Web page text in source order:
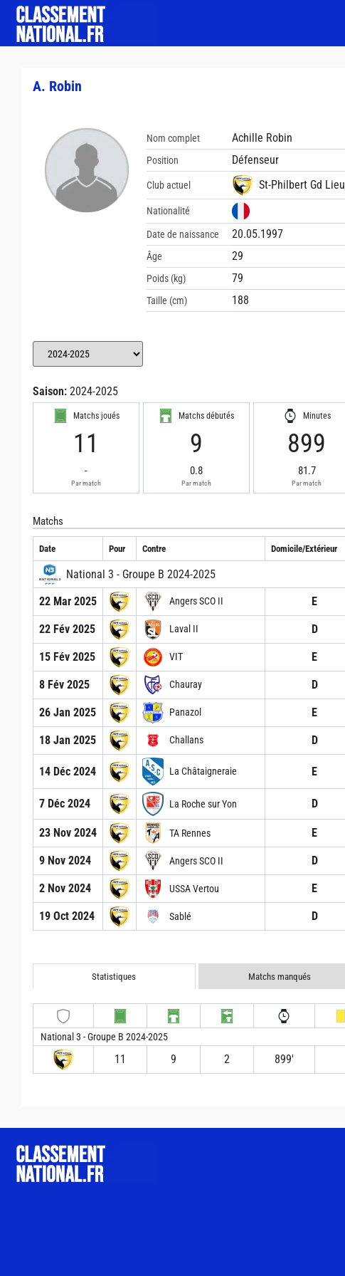
A. Robin
Nom complet Achille Robin
Position Défenseur
Club actuel St-Philbert Gd Lieu
Nationalité
Date de naissance 20.05.1997
Âge 29
Poids (kg) 79
Taille (cm) 188
Saison: 2024-2025
Matchs joués
11
-
Par match
Matchs débutés
9
0.8
Par match
Minutes
899
81.7
Par match
Matchs
Date Pour Contre Domicile/Extérieur
National 3 - Groupe B 2024-2025
22 Mar 2025
Angers SCO II E
22 Fév 2025 Laval II D
15 Fév 2025 VIT E
8 Fév 2025 Chauray D
26 Jan 2025 Panazol E
18 Jan 2025 Challans D
14 Déc 2024 La Châtaigneraie E
7 Déc 2024 La Roche sur Yon D
23 Nov 2024 TA Rennes E
9 Nov 2024 Angers SCO II D
2 Nov 2024 USSA Vertou E
19 Oct 2024 Sablé D
Statistiques Matchs manqués
National 3 - Groupe B 2024-2025
11 9 2 899′